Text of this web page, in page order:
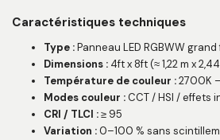
Caractéristiques techniques
Type :Panneau LED RGBWW
Dimensions : 4ft x 8ft (≈ 1,22 m x
Température de couleur :2700K
Modes couleur :CCT / HSI / effets
CRI / TLCI :≥ 95
Variation :0–100 % sans